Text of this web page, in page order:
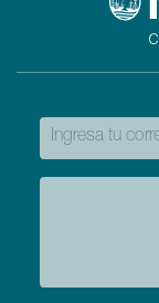
08/07/2026
imputaron a una